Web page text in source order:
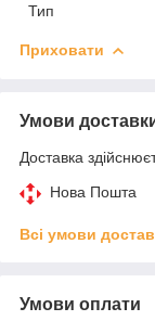
Тип
Приховати
Умови
Доставка
Нова Пошта
Всі умови
Умови оплати